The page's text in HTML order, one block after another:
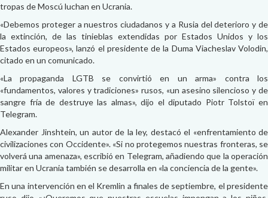
tropas de Moscú luchan en Ucrania.
«Debemos proteger a nuestros ciudadanos y a Rusia del deterioro y de
la extinción, de las tinieblas extendidas por Estados Unidos y los
Estados europeos», lanzó el presidente de la Duma Viacheslav Volodin,
citado en un comunicado.
«La propaganda LGTB se convirtió en un arma» contra los
«fundamentos, valores y tradiciones» rusos, «un asesino silencioso y de
sangre fría de destruye las almas», dijo el diputado Piotr Tolstoï en
Telegram.
Alexander Jinshtein, un autor de la ley, destacó el «enfrentamiento de
civilizaciones con Occidente». «Si no protegemos nuestras fronteras, se
volverá una amenaza», escribió en Telegram, añadiendo que la operación
militar en Ucrania también se desarrolla en «la conciencia de la gente».
En una intervención en el Kremlin a finales de septiembre, el presidente